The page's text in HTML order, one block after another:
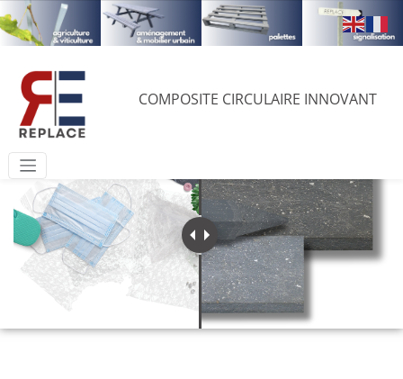
COMPOSITE CIRCULAIRE INNOVANT
REPLACE
...à la croisée de l’innovation, de l’économie circulaire
et d’une aventure humaine...